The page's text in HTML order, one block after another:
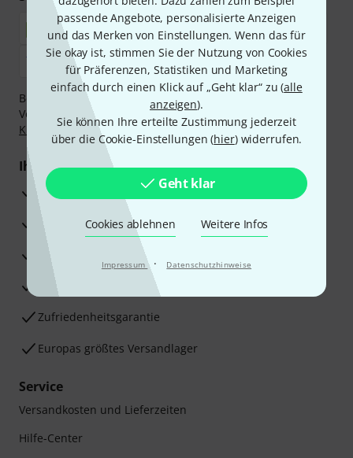
passende Angebote, personalisierte Anzeigen
und das Merken von Einstellungen. Wenn das für
Sie okay ist, stimmen Sie der Nutzung von Cookies
für Präferenzen, Statistiken und Marketing
einfach durch einen Klick auf „Geht klar“ zu (alle
anzeigen).
Sie können Ihre erteilte Zustimmung jederzeit
über die Cookie-Einstellungen (hier) widerrufen.
Geht klar
Cookies ablehnen Weitere Infos
Impressum · Datenschutzhinweise
Bezahlen Sie vertraulich und sicher per Nachnahme,
Vorkasse, PayPal, Amazon Pay,Klarna Sofort bezahlen
Klarna Ratenzahlungoder Kreditkarte.
Ihre Vorteile
3 Jahre Thomann Garantie
30 Tage Money-Back-Garantie
Beratung durch Fachexperten
Zufriedenheitsgarantie
Europas größtes Versandlager
Service
Versandkosten und Lieferzeiten
Hilfe-Center